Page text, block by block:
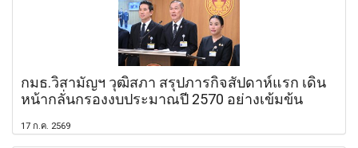
กมธ.วิสามัญฯ วุฒิสภา สรุปภารกิจสัปดาห์แรก เดิน
หน้ากลั่นกรองงบประมาณปี 2570 อย่างเข้มข้น
17 ก.ค. 2569